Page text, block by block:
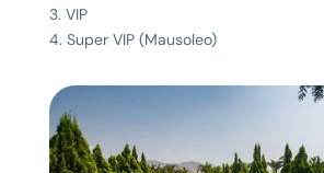
3. VIP
4. Super VIP (Mausoleo)